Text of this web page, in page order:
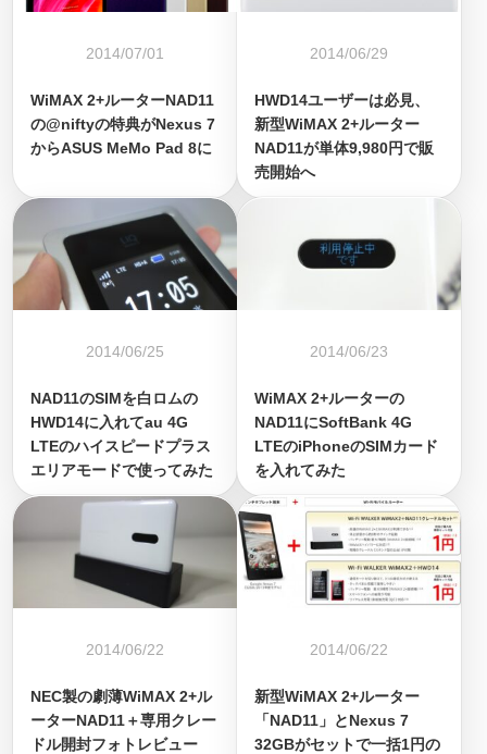
2014/07/01
WiMAX 2+ルーターNAD11
の@niftyの特典がNexus 7
からASUS MeMo Pad 8に
2014/06/29
HWD14ユーザーは必見、
新型WiMAX 2+ルーター
NAD11が単体9,980円で販
売開始へ
2014/06/25
NAD11のSIMを白ロムの
HWD14に入れてau 4G
LTEのハイスピードプラス
エリアモードで使ってみた
2014/06/23
WiMAX 2+ルーターの
NAD11にSoftBank 4G
LTEのiPhoneのSIMカード
を入れてみた
2014/06/22
NEC製の劇薄WiMAX 2+ル
ーターNAD11＋専用クレー
ドル開封フォトレビュー
2014/06/22
新型WiMAX 2+ルーター
「NAD11」とNexus 7
32GBがセットで一括1円の